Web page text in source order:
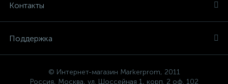
Контакты
Поддержка
© Интернет-магазин Markerprom, 2011
Россия, Москва, ул. Шоссейная 1, корп. 2 оф. 102